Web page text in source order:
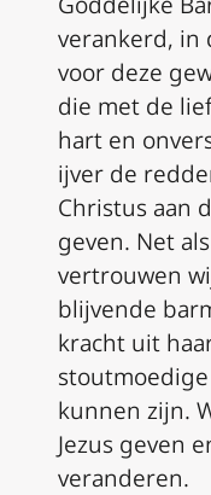
verankerd, in
voor deze
die met de
hart en
ijver de
Christus aan
geven. Net
vertrouwen
blijvende
kracht uit
kunnen zijn.
Jezus geven
veranderen.